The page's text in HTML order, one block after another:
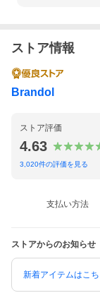
ストア情報
Brandol
ストア評価
4.63
3,020件の評価を見る
支払い方法
ストアからのお知らせ
新着アイテムはこ